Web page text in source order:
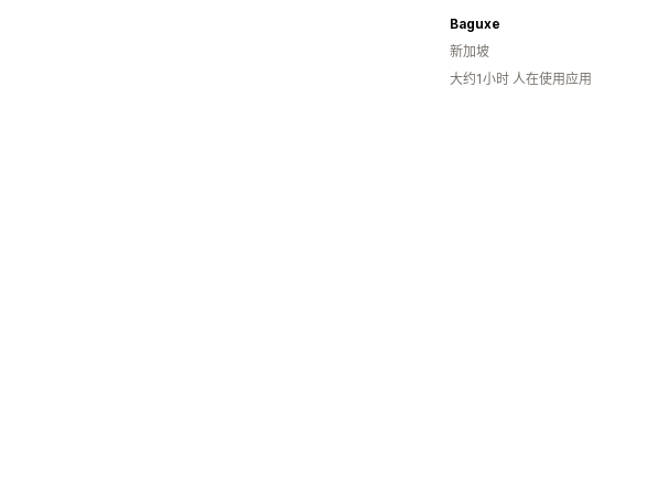
Baguxe
新加坡
大约1小时 人在使用应用